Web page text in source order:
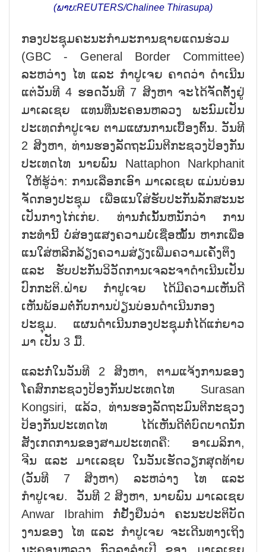
(ພາບ:REUTERS/Chalinee Thirasupa)
ກອງປະຊຸມຄະນະກຳມະການຊາຍແດນຮ່ວມ
(GBC - General Border Committee)
ລະຫວ່າງ ໄທ ແລະ ກຳປູເຈຍ ຄາດວ່າ ດຳເນີນ
ແຕ່ວັນທີ 4 ຮອດວັນທີ 7 ສິງຫາ ຈະໄດ້ຈັດຕັ້ງຢູ່
ມາເລເຊຍ ແທນທີ່ນະຄອນຫລວງ ພະນົມເປັນ
ປະເທດກຳປູເຈຍ ຕາມແຜນການເບື້ອງຕົ້ນ. ວັນທີ
2 ສິງຫາ, ທ່ານຮອງລັດຖະມົນຕີກະຊວງປ້ອງກັນ
ປະເທດໄທ ນາຍພົນ Nattaphon Narkphanit
ໃຫ້ຮູ້ວ່າ: ການເລືອກເອົາ ມາເລເຊຍ ແມ່ນບ່ອນ
ຈັດກອງປະຊຸມ ເພື່ອແນໃສ່ຮັບປະກັນລັກສະນະ
ເປັນກາງໄກ່ເກ່ຍ. ທ່ານກໍ່ເນັ້ນຫນັກວ່າ ການ
ກະທຳນີ້ ບໍ່ສ່ອງແສງຄວາມບໍ່ເຊື່ອໝັ້ນ ຫາກເພື່ອ
ແນໃສ່ຫລີກລ້ຽງຄວາມສ່ຽງເພີ່ມຄວາມເຄັ່ງຕຶງ
ແລະ ຮັບປະກັນວິວັດການເຈລະຈາດຳເນີນເປັນ
ປົກກະຕິ.ຝ່າຍ ກຳປູເຈຍ ໄດ້ມີຄວາມເຫັນດີ
ເຫັນພ້ອມຕໍ່ກັບການປ່ຽນບ່ອນດຳເນີນກອງ
ປະຊຸມ. ແຜນດຳເນີນກອງປະຊຸມກໍ່ໄດ້ແກ່ຍາວ
ມາ ເປັນ 3 ມື້.
ແລະກໍ່ໃນວັນທີ 2 ສິງຫາ, ຕາມແຈ້ງການຂອງ
ໂຄສົກກະຊວງປ້ອງກັນປະເທດໄທ Surasan
Kongsiri, ແລ້ວ, ທ່ານຮອງລັດຖະມົນຕີກະຊວງ
ປ້ອງກັນປະເທດໄທ ໄດ້ເຫັນດີຕໍ່ບົດບາດນັກ
ສັງເກດການຂອງສາມປະເທດຄື: ອາເມລິກາ,
ຈີນ ແລະ ມາເເລຊຍ ໃນວັນເຮັດວຽກສຸດທ້າຍ
(ວັນທີ 7 ສິງຫາ) ລະຫວ່າງ ໄທ ແລະ
ກຳປູເຈຍ.
ວັນທີ 2 ສິງຫາ, ນາຍພົນ ມາເລເຊຍ
Anwar Ibrahim ກໍ່ຢັ້ງຢືນວ່າ ຄະນະປະຕິບັດ
ງານຂອງ ໄທ ແລະ ກຳປູເຈຍ ຈະເດີນທາງເຖິງ